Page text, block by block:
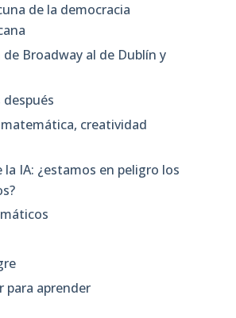
de la democracia
de Broadway al de Dublín y
creatividad
la IA: ¿estamos en peligro los
para aprender